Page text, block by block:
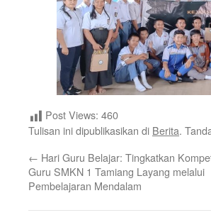
Post Views: 460
Tulisan ini dipublikasikan di Berita.
← Hari Guru Belajar: Tingkatkan
Guru SMKN 1 Tamiang Layang melalui
Pembelajaran Mendalam